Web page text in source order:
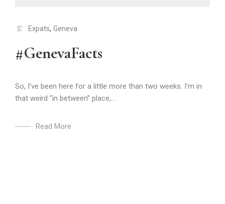
Expats, Geneva
#GenevaFacts
So, I’ve been here for a little more than two weeks. I’m in
that weird “in between” place,...
Read More